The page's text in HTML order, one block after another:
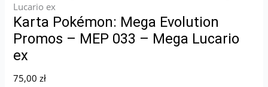
Lucario ex
Karta Pokémon: Mega Evolution
Promos – MEP 033 – Mega Lucario
ex
75,00zł